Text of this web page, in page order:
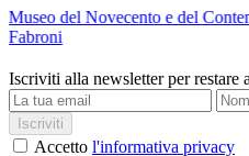
Museo del Novecento e del
Fabroni
Iscriviti alla newsletter per restare
Iscriviti
Accetto l'informativa privacy